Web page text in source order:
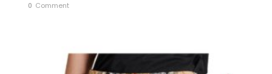
0 Comment